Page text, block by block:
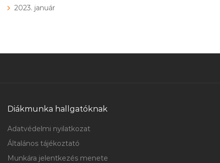
2023. január
Diákmunka hallgatóknak
Adatvédelmi nyilatkozat
Általános tájékoztató
Munkára jelentkezés menete